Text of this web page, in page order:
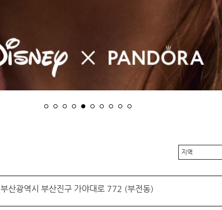
지역
부산광역시 부산진구 가야대로 772 (부전동)